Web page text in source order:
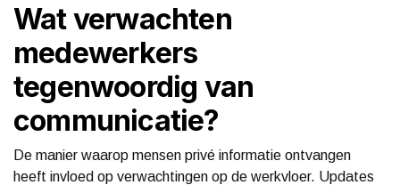
Wat verwachten
medewerkers
tegenwoordig van
communicatie?
De manier waarop mensen privé informatie ontvangen
heeft invloed op verwachtingen op de werkvloer. Updates